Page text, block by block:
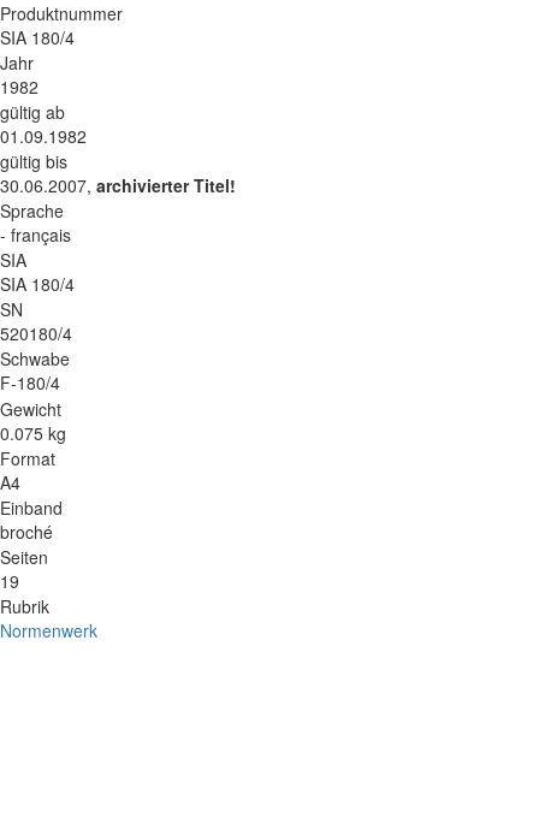
Produktnummer
SIA 180/4
Jahr
1982
gültig ab
01.09.1982
gültig bis
30.06.2007, archivierter Titel!
Sprache
- français
SIA
SIA 180/4
SN
520180/4
Schwabe
F-180/4
Gewicht
0.075 kg
Format
A4
Einband
broché
Seiten
19
Rubrik
Normenwerk